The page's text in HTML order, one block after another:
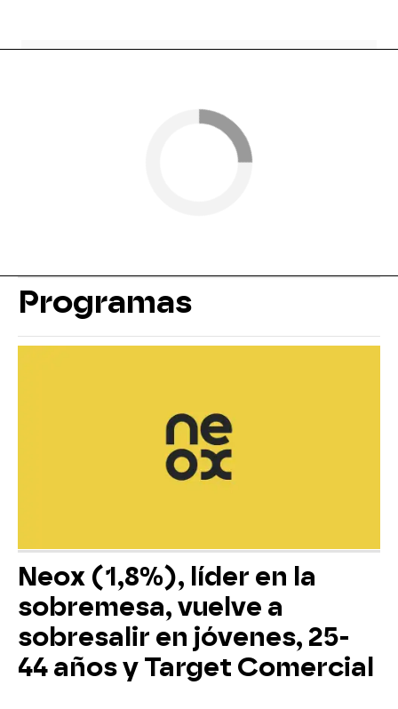
Programas
Neox (1,8%), líder en la
sobremesa, vuelve a
sobresalir en jóvenes, 25-
44 años y Target Comercial